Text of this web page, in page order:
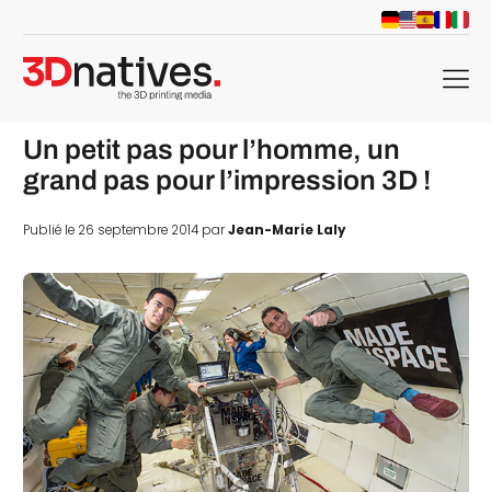
menu
Un petit pas pour l’homme, un
grand pas pour l’impression 3D !
Publié le 26 septembre 2014 parJean-Marie Laly